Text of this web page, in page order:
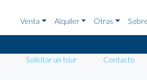
Venta Alquiler Otras
Solicitar un tour Contacto